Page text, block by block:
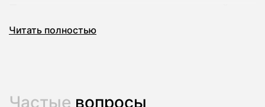
скоростью до сотен мегабит в секунду, а на ряде
Читать полностью
Частые вопросы